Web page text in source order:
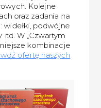
Kolejne
oraz zadania na
widełki, podwójne
itd. W „Czwartym
kombinacje
ofertę naszych